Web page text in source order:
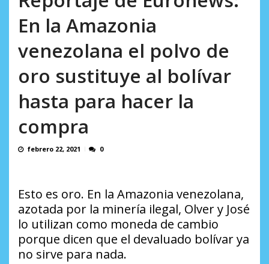
En la Amazonia
venezolana el polvo de
oro sustituye al bolívar
hasta para hacer la
compra
febrero 22, 2021 0
Esto es oro. En la Amazonia venezolana,
azotada por la minería ilegal, Olver y José
lo utilizan como moneda de cambio
porque dicen que el devaluado bolívar ya
no sirve para nada.